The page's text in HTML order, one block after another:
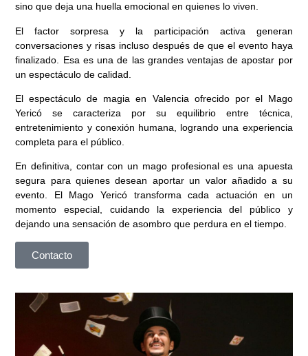
sino que deja una huella emocional en quienes lo viven.
El factor sorpresa y la participación activa generan
conversaciones y risas incluso después de que el evento haya
finalizado. Esa es una de las grandes ventajas de apostar por
un espectáculo de calidad.
El espectáculo de magia en Valencia ofrecido por el Mago
Yericó se caracteriza por su equilibrio entre técnica,
entretenimiento y conexión humana, logrando una experiencia
completa para el público.
En definitiva, contar con un mago profesional es una apuesta
segura para quienes desean aportar un valor añadido a su
evento. El Mago Yericó transforma cada actuación en un
momento especial, cuidando la experiencia del público y
dejando una sensación de asombro que perdura en el tiempo.
Contacto